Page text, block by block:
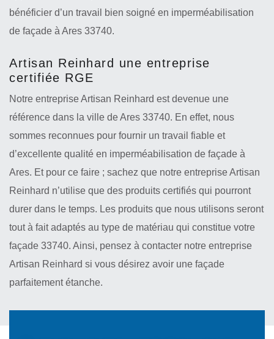
bénéficier d’un travail bien soigné en imperméabilisation
de façade à Ares 33740.
Artisan Reinhard une entreprise
certifiée RGE
Notre entreprise Artisan Reinhard est devenue une
référence dans la ville de Ares 33740. En effet, nous
sommes reconnues pour fournir un travail fiable et
d’excellente qualité en imperméabilisation de façade à
Ares. Et pour ce faire ; sachez que notre entreprise Artisan
Reinhard n’utilise que des produits certifiés qui pourront
durer dans le temps. Les produits que nous utilisons seront
tout à fait adaptés au type de matériau qui constitue votre
façade 33740. Ainsi, pensez à contacter notre entreprise
Artisan Reinhard si vous désirez avoir une façade
parfaitement étanche.